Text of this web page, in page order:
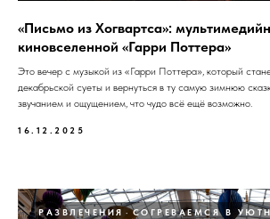
«Письмо из Хогвартса»:
киновселенной «Гарри Поттера»
Это вечер с музыкой из «Гарри Поттера», который
декабрьской суеты и вернуться в ту самую зимнюю
звучанием и ощущением, что чудо всё ещё возможно.
16.12.2025
РАЗВЛЕЧЕНИЯ СОГРЕВАЕМСЯ В